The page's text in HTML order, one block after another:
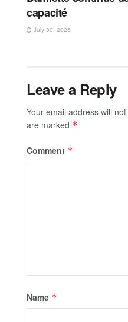
capacité
July 30, 2026
Leave a Reply
Your email address will
are marked *
Comment *
Name *